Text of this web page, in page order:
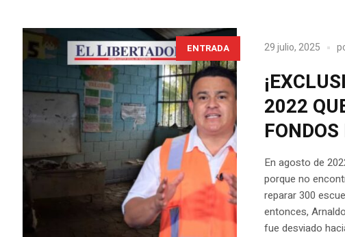
ENTRADA 29 julio, 2025
2022
En agosto de
porque no
reparar 300
entonces,
fue desviado